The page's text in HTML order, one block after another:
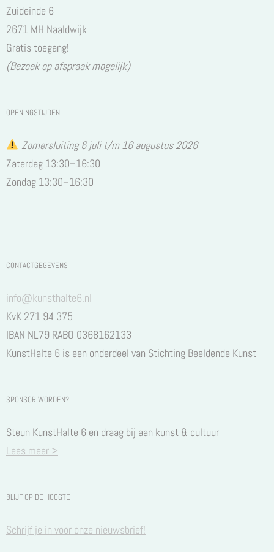
Zuideinde 6
2671 MH Naaldwijk
Gratis toegang!
(Bezoek op afspraak mogelijk)
OPENINGSTIJDEN
Zomersluiting 6 juli t/m 16 augustus 2026
Zaterdag 13:30–16:30
Zondag 13:30–16:30
CONTACTGEGEVENS
info@kunsthalte6.nl
KvK 271 94 375
IBAN NL79 RABO 0368162133
KunstHalte 6 is een onderdeel van Stichting Beeldende Kunst
SPONSOR WORDEN?
Steun KunstHalte 6 en draag bij aan kunst & cultuur
Lees meer >
BLIJF OP DE HOOGTE
Schrijf je in voor onze nieuwsbrief!